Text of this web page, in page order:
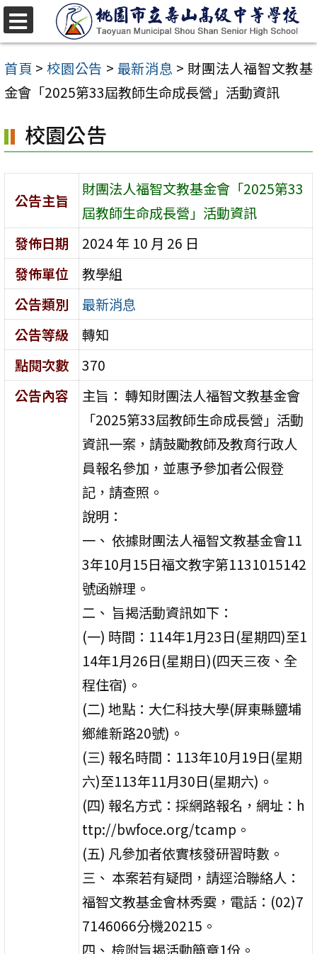
跳
至
主
要
容
區
首頁 > 校園公告 > 最新消息 > 財團法人福智文教基
金會「2025第33屆教師生命成長營」活動資訊
校園公告
公告主旨
財團法人福智文教基金會「2025第33
屆教師生命成長營」活動資訊
發佈日期
2024 年 10 月 26 日
發佈單位
教學組
公告類別
最新消息
公告等級
轉知
點閱次數
370
公告內容
主旨： 轉知財團法人福智文教基金會
「2025第33屆教師生命成長營」活動
資訊一案，請鼓勵教師及教育行政人
員報名參加，並惠予參加者公假登
記，請查照。
說明：
一、 依據財團法人福智文教基金會11
3年10月15日福文教字第1131015142
號函辦理。
二、 旨揭活動資訊如下：
(一) 時間：114年1月23日(星期四)至1
14年1月26日(星期日)(四天三夜、全
程住宿)。
(二) 地點：大仁科技大學(屏東縣鹽埔
鄉維新路20號)。
(三) 報名時間：113年10月19日(星期
六)至113年11月30日(星期六)。
(四) 報名方式：採網路報名，網址：h
ttp://bwfoce.org/tcamp。
(五) 凡參加者依實核發研習時數。
三、 本案若有疑問，請逕洽聯絡人：
福智文教基金會林秀霙，電話：(02)7
7146066分機20215。
四、 檢附旨揭活動簡章1份。
選
單